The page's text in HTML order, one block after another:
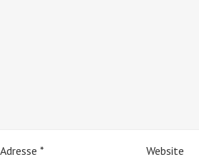
* Website